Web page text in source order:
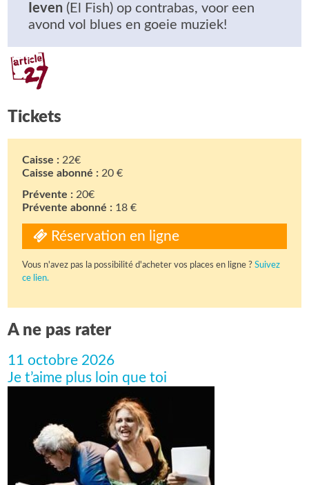
Ieven (El Fish) op contrabas, voor een
avond vol blues en goeie muziek!
Tickets
Caisse : 22€
Caisse abonné : 20 €
Prévente : 20€
Prévente abonné : 18 €
Réservation en ligne
Vous n'avez pas la possibilité d'acheter vos places en ligne ?Suivez
ce lien.
A ne pas rater
11 octobre 2026
Je t’aime plus loin que toi